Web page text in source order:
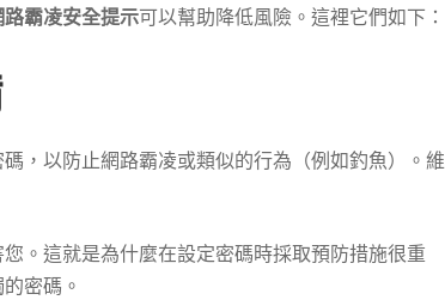
路霸凌安全提示可以幫助降低風險。這裡它們如下：
，以防止網路霸凌或類似的行為（例如釣魚）。維
。這就是為什麼在設定密碼時採取預防措施很重
密碼。